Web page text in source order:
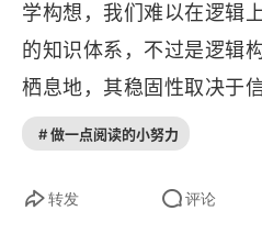
无驳斥回复
无驳斥回复的问题
04 内在主义、外在主义与确
可通达内在主义
学构想，我们难以在逻辑
的知识体系，不过是逻辑
栖息地，其稳固性取决于
高低。构建知识体系的基
皆是待完善之物，生活中
# 做一点阅读的小努力
转发 评论